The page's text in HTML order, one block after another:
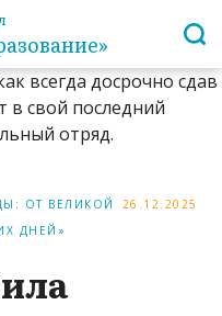
ОТ ВЕЛИКОЙ
ДНЕЙ»
26.12.2025